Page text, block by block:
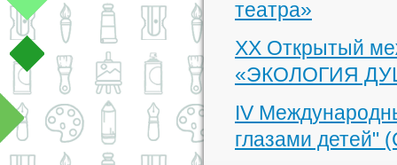
театра»
XX Открытый
«ЭКОЛОГИЯ
IV
глазами детей"